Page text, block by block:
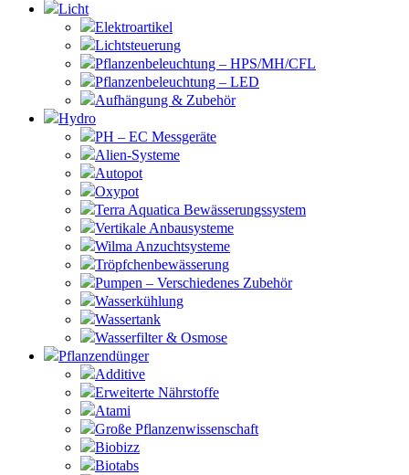
Licht
Elektroartikel
Lichtsteuerung
Pflanzenbeleuchtung – HPS/MH/CFL
Pflanzenbeleuchtung – LED
Aufhängung & Zubehör
Hydro
PH – EC Messgeräte
Alien-Systeme
Autopot
Oxypot
Terra Aquatica Bewässerungssystem
Vertikale Anbausysteme
Wilma Anzuchtsysteme
Tröpfchenbewässerung
Pumpen – Verschiedenes Zubehör
Wasserkühlung
Wassertank
Wasserfilter & Osmose
Pflanzendünger
Additive
Erweiterte Nährstoffe
Atami
Große Pflanzenwissenschaft
Biobizz
Biotabs